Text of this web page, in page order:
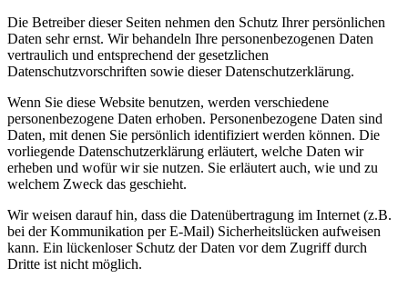
Die Betreiber dieser Seiten nehmen den Schutz Ihrer persönlichen
Daten sehr ernst. Wir behandeln Ihre personenbezogenen Daten
vertraulich und entsprechend der gesetzlichen
Datenschutzvorschriften sowie dieser Datenschutzerklärung.
Wenn Sie diese Website benutzen, werden verschiedene
personenbezogene Daten erhoben. Personenbezogene Daten sind
Daten, mit denen Sie persönlich identifiziert werden können. Die
vorliegende Datenschutzerklärung erläutert, welche Daten wir
erheben und wofür wir sie nutzen. Sie erläutert auch, wie und zu
welchem Zweck das geschieht.
Wir weisen darauf hin, dass die Datenübertragung im Internet (z.B.
bei der Kommunikation per E-Mail) Sicherheitslücken aufweisen
kann. Ein lückenloser Schutz der Daten vor dem Zugriff durch
Dritte ist nicht möglich.